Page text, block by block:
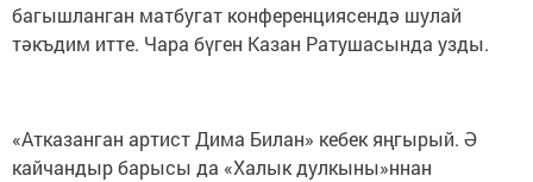
багышланган матбугат конференциясендә шулай
тәкъдим итте. Чара бүген Казан Ратушасында узды.
«Атказанган артист Дима Билан» кебек яңгырый. Ә
кайчандыр барысы да «Халык дулкыны»ннан